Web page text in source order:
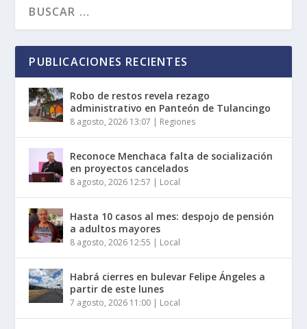
PUBLICACIONES RECIENTES
Robo de restos revela rezago
administrativo en Panteón de Tulancingo
8 agosto, 2026 13:07 | Regiones
Reconoce Menchaca falta de socialización
en proyectos cancelados
8 agosto, 2026 12:57 | Local
Hasta 10 casos al mes: despojo de pensión
a adultos mayores
8 agosto, 2026 12:55 | Local
Habrá cierres en bulevar Felipe Ángeles a
partir de este lunes
7 agosto, 2026 11:00 | Local